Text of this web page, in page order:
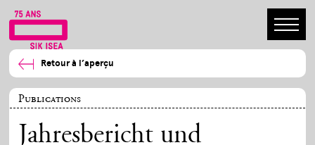
Retour à l’aperçu
Publications
Jahresbericht und